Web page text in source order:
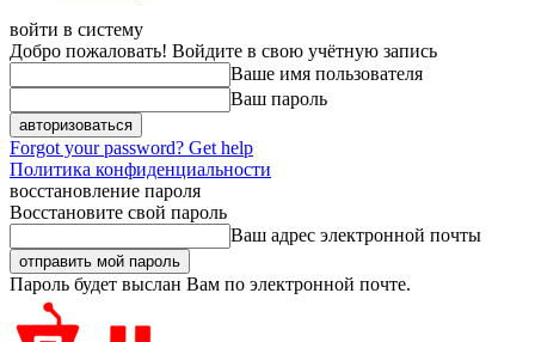
войти в систему
Добро пожаловать! Войдите в свою учётную запись
Ваше имя пользователя
Ваш пароль
Forgot your password? Get help
Политика конфиденциальности
восстановление пароля
Восстановите свой пароль
Ваш адрес электронной почты
Пароль будет выслан Вам по электронной почте.